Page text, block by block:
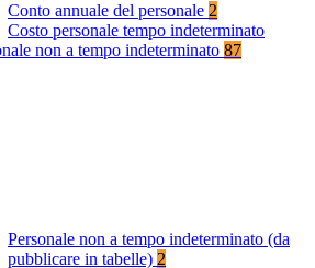
Conto annuale del personale 2
Costo personale tempo indeterminato
non a tempo indeterminato 87
Personale non a tempo indeterminato (da
pubblicare in tabelle) 2